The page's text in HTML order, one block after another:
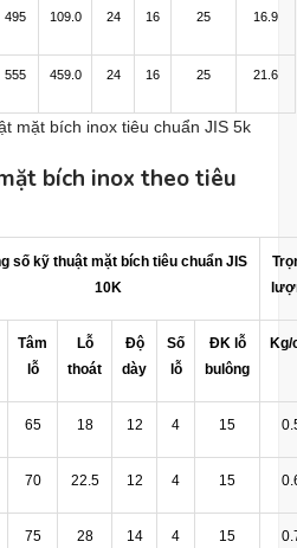
495 109.0 24 16 25 16.9
555 459.0 24 16 25 21.6
mặt bích inox tiêu chuẩn JIS 5k
bích inox theo tiêu
số kỹ thuật mặt bích tiêu chuẩn JIS
10K
Tâm
lỗ
Lỗ
thoát
Độ
dày
Số
lỗ
ĐK lỗ
bulông
Kg/
65 18 12 4 15
70 22.5 12 4 15
75 28 14 4 15